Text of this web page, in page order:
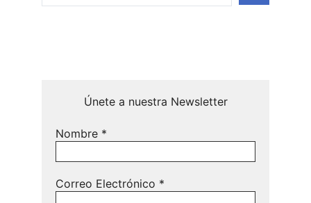
Únete a nuestra Newsletter
Nombre *
Correo Electrónico *